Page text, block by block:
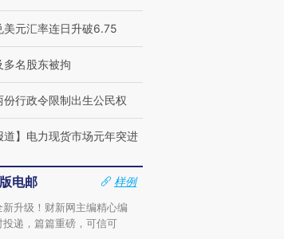
美元汇率连日升破6.75
多名股东被拘
份行政令限制出生公民权
道】电力现货市场元年突进
电邮
样例
升级！财新网主编精心编
递，篇篇重磅，可信可